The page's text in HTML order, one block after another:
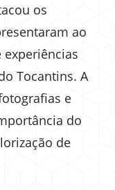
os
ao
experiências
Tocantins. A
e
do
de